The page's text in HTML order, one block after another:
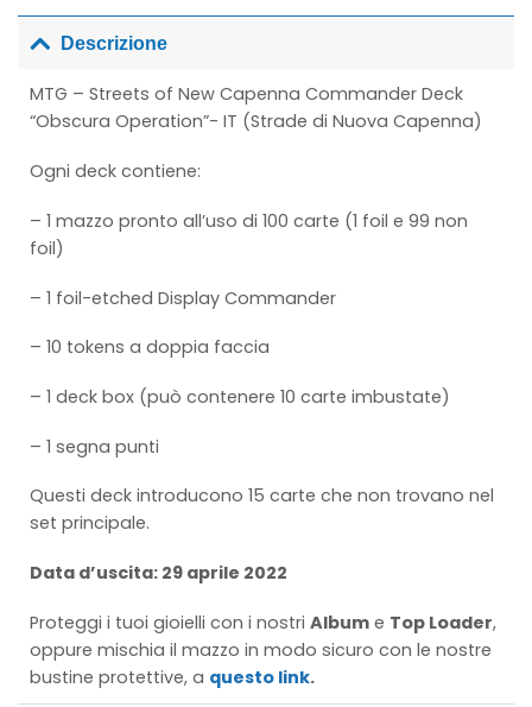
Descrizione
MTG – Streets of New Capenna Commander Deck
“Obscura Operation”- IT (Strade di Nuova Capenna)
Ogni deck contiene:
– 1 mazzo pronto all’uso di 100 carte (1 foil e 99 non
foil)
– 1 foil-etched Display Commander
– 10 tokens a doppia faccia
– 1 deck box (può contenere 10 carte imbustate)
– 1 segna punti
Questi deck introducono 15 carte che non trovano nel
set principale.
Data d’uscita: 29 aprile 2022
Proteggi i tuoi gioielli con i nostri Album e Top Loader,
oppure mischia il mazzo in modo sicuro con le nostre
bustine protettive, a questo link.